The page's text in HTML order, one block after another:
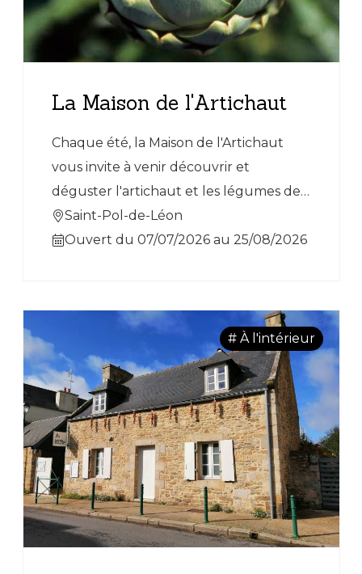
La Maison de l'Artichaut
Chaque été, la Maison de l'Artichaut
vous invite à venir découvrir et
déguster l'artichaut et les légumes de
Bretagne.
Saint-Pol-de-Léon
Ouvert du 07/07/2026 au 25/08/2026
# À l'intérieur